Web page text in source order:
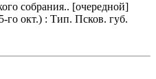
собрания.. [очередной]
го окт.) : Тип. Псков. губ.